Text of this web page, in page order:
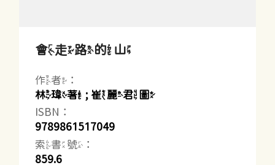
會走路的山
作者：
林瑋著 ; 崔麗君圖
ISBN：
9789861517049
索書號：
859.6